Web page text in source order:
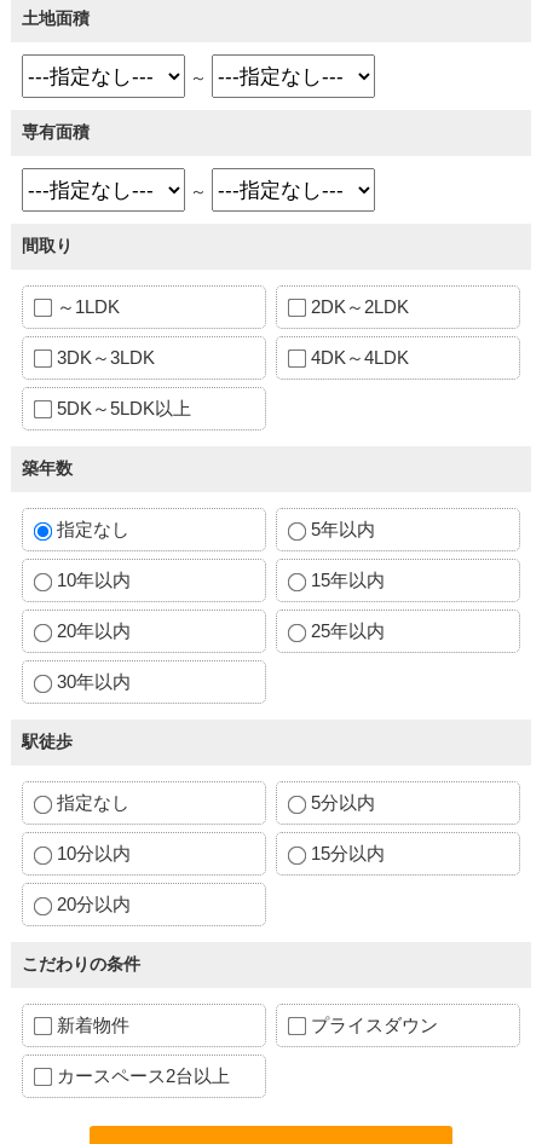
土地面積
～
専有面積
～
間取り
～1LDK 2DK～2LDK
3DK～3LDK 4DK～4LDK
5DK～5LDK以上
築年数
指定なし 5年以内
10年以内 15年以内
20年以内 25年以内
30年以内
駅徒歩
指定なし 5分以内
10分以内 15分以内
20分以内
こだわりの条件
新着物件 プライスダウン
カースペース2台以上